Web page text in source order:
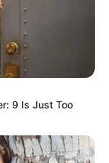
For Mere $1.6
9 Is Just Too